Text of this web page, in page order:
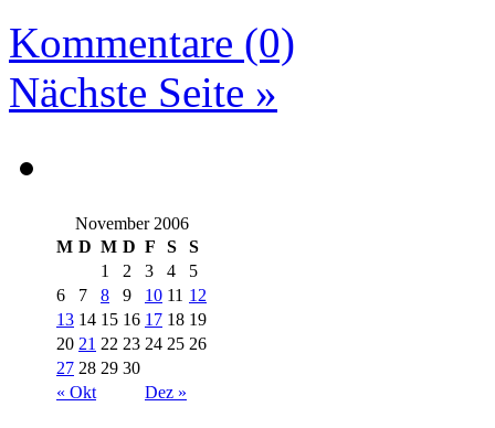
Kommentare (0)
Nächste Seite »
November 2006
M D M D F S S
« Okt Dez »
1 2 3 4
5
6
7 8 9 10 11 12
13 14 15 16 17 18 19
20 21 22 23 24 25 26
27 28 29 30